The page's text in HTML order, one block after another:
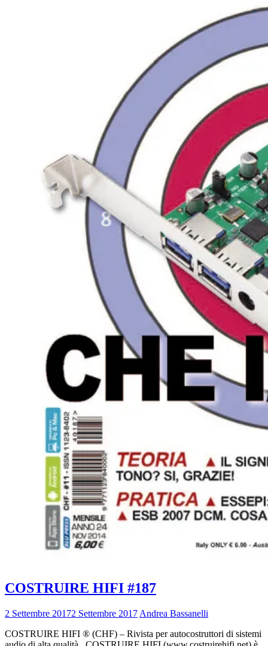
COSTRUIRE HIFI #187
2 Settembre 20172 Settembre 2017 Andrea Bassanelli
COSTRUIRE HIFI ® (CHF) – Rivista per autocostruttori di sistemi